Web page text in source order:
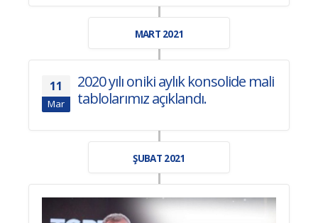
MART 2021
11
Mar
2020 yılı oniki aylık konsolide mali
tablolarımız açıklandı.
ŞUBAT 2021